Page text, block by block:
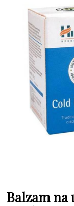
Balzam na